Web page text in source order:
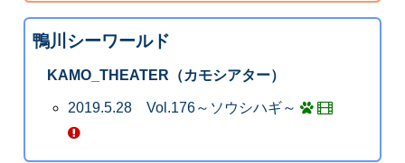
鴨川シーワールド
KAMO_THEATER（カモシアター）
2019.5.28 Vol.176～ソウシハギ～